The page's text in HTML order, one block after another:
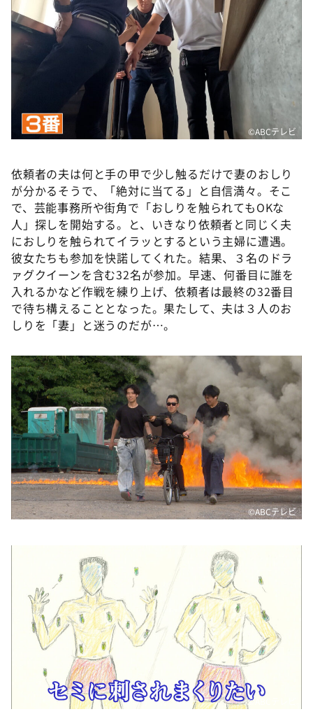
©️ABCテレビ
依頼者の夫は何と手の甲で少し触るだけで妻のおしり
が分かるそうで、「絶対に当てる」と自信満々。そこ
で、芸能事務所や街角で「おしりを触られてもOKな
人」探しを開始する。と、いきなり依頼者と同じく夫
におしりを触られてイラッとするという主婦に遭遇。
彼女たちも参加を快諾してくれた。結果、３名のドラ
ァグクイーンを含む32名が参加。早速、何番目に誰を
入れるかなど作戦を練り上げ、依頼者は最終の32番目
で待ち構えることとなった。果たして、夫は３人のお
しりを「妻」と迷うのだが…。
©️ABCテレビ
©️ABCテレビ